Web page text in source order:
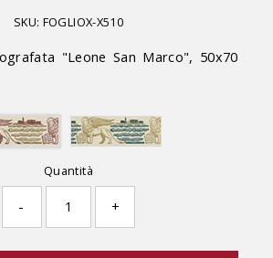
SKU: FOGLIOX-X510
"Leone San Marco", 50x70
Quantità
- +